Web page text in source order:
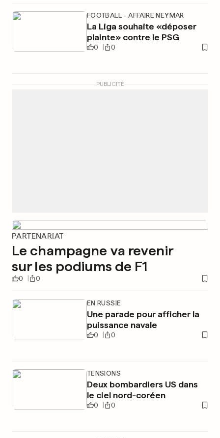
FOOTBALL - AFFAIRE NEYMAR
La Liga souhaite «déposer
plainte» contre le PSG
0 0
PUBLICITÉ
PARTENARIAT
Le champagne va revenir
sur les podiums de F1
0 0
EN RUSSIE
Une parade pour afficher la
puissance navale
0 0
TENSIONS
Deux bombardiers US dans
le ciel nord-coréen
0 0